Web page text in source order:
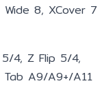
8, XCover 7
4, Z Flip 5/4,
A9/A9+/A11